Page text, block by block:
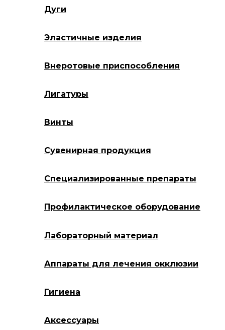
Дуги
Эластичные изделия
Внеротовые приспособления
Лигатуры
Винты
Сувенирная продукция
Специализированные препараты
Профилактическое оборудование
Лабораторный материал
Аппараты для лечения окклюзии
Гигиена
Аксессуары